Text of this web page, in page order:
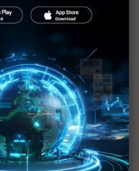
試產 折痕挑戰迎技術突破
後出貨 分階段策略因應技術與
逐」時代 三星獨霸地位受挑戰
三星、蘋果折疊機售價恐超出預
力拱 折疊機2026銷售動能看俏